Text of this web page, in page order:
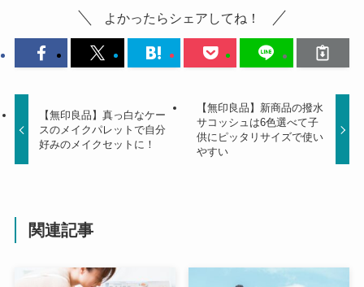
よかったらシェアしてね！
【無印良品】真っ白なケー
スのメイクパレットで自分
好みのメイクセットに！
【無印良品】新商品の撥水
サコッシュは6色選べて子
供にピッタリサイズで使い
やすい
関連記事